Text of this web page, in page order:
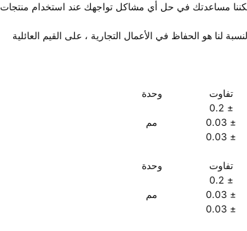
يمكننا مساعدتك في حل أي مشاكل تواجهك عند استخدام منتجات
لنا هو الحفاظ في الأعمال التجارية ، على القيم العائلية
تفاوت
وحدة
± 0.2
مم
± 0.03
± 0.03
تفاوت
وحدة
± 0.2
مم
± 0.03
± 0.03